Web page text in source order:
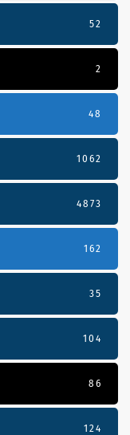
52
2
48
1062
4873
162
35
104
86
124